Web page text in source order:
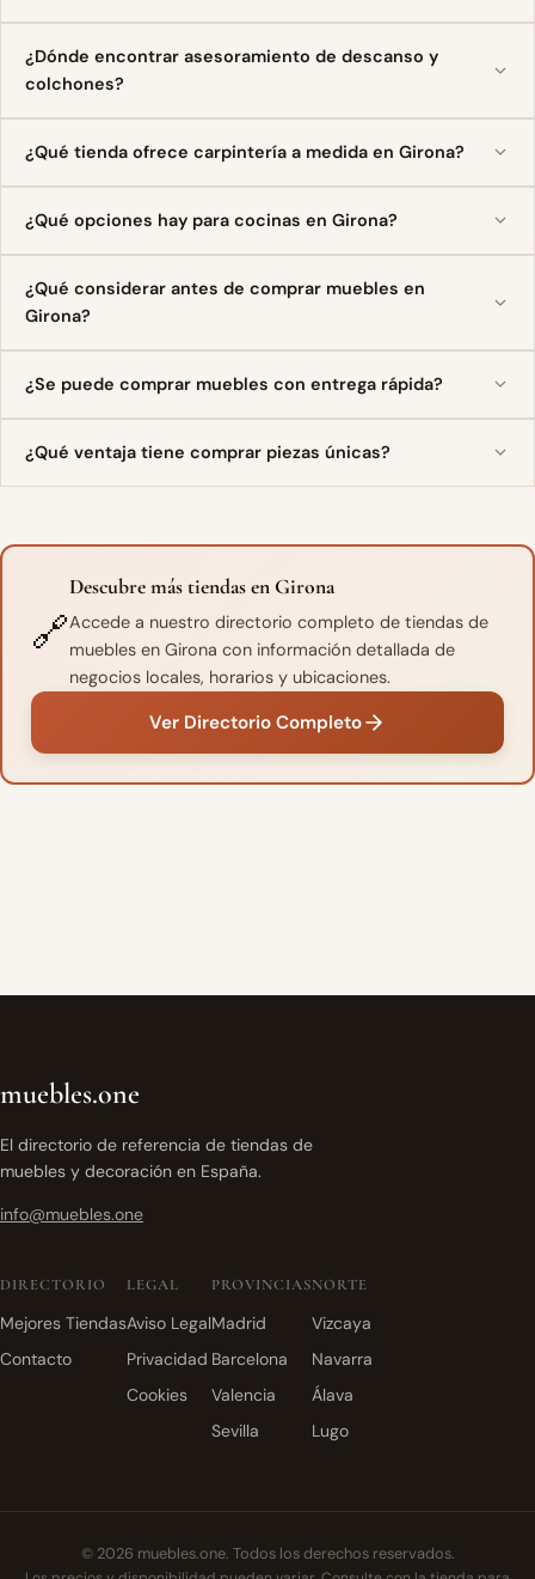
¿Dónde encontrar asesoramiento de descanso y
colchones?
¿Qué tienda ofrece carpintería a medida en Girona?
¿Qué opciones hay para cocinas en Girona?
¿Qué considerar antes de comprar muebles en
Girona?
¿Se puede comprar muebles con entrega rápida?
¿Qué ventaja tiene comprar piezas únicas?
🔗
Descubre más tiendas en Girona
Accede a nuestro directorio completo de tiendas de
muebles en Girona con información detallada de
negocios locales, horarios y ubicaciones.
Ver Directorio Completo
muebles.one
El directorio de referencia de tiendas de
muebles y decoración en España.
info@muebles.one
DIRECTORIO
Mejores Tiendas
Contacto
LEGAL
Aviso Legal
Privacidad
Cookies
PROVINCIAS
Madrid
Barcelona
Valencia
Sevilla
NORTE
Vizcaya
Navarra
Álava
Lugo
© 2026 muebles.one. Todos los derechos reservados.